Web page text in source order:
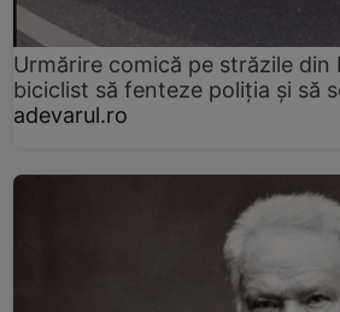
Urmărire comică pe străzile din
biciclist să fenteze poliția și să
adevarul.ro